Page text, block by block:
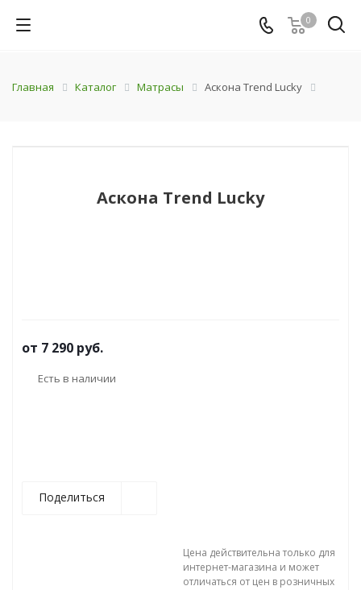
0
Главная Каталог Матрасы Аскона Trend Lucky
Аскона Trend Lucky
от 7 290 руб.
Есть в наличии
Поделиться
Цена действительна только для
интернет-магазина и может
отличаться от цен в розничных